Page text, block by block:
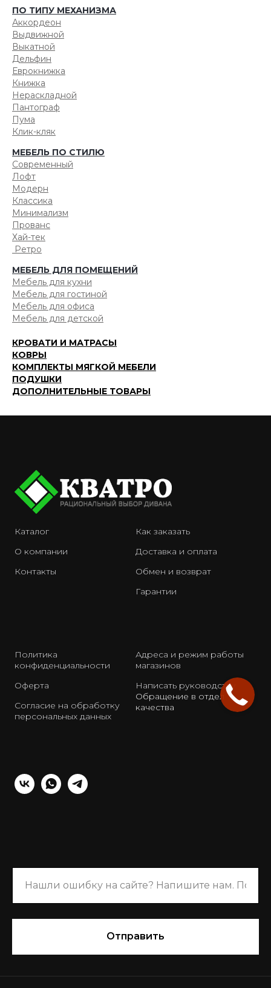
ПО ТИПУ МЕХАНИЗМА
Аккордеон
Выдвижной
Выкатной
Дельфин
Еврокнижка
Книжка
Нераскладной
Пантограф
Пума
Клик-кляк
МЕБЕЛЬ ПО СТИЛЮ
Современный
Лофт
Модерн
Классика
Минимализм
Прованс
Хай-тек
Ретро
МЕБЕЛЬ ДЛЯ ПОМЕЩЕНИЙ
Мебель для кухни
Мебель для гостиной
Мебель для офиса
Мебель для детской
КРОВАТИ И МАТРАСЫ
КОВРЫ
КОМПЛЕКТЫ МЯГКОЙ МЕБЕЛИ
ПОДУШКИ
ДОПОЛНИТЕЛЬНЫЕ ТОВАРЫ
Каталог
О компании
Контакты
Как заказать
Доставка и оплата
Обмен и возврат
Гарантии
Политика
конфиденциальности
Оферта
Согласие на обработку
персональных данных
Адреса и режим работы
магазинов
Написать руководству
Обращение в отдел
качества
Отправить